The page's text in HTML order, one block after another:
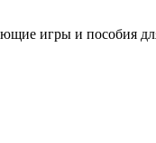
игры и пособия